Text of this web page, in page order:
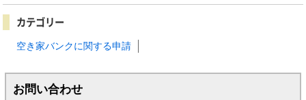
カテゴリー
空き家バンクに関する申請
お問い合わせ